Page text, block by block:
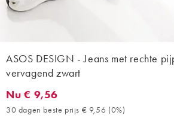
ASOS DESIGN - Jeans met rechte
vervagend zwart
Nu € 9,56. 30 dagen beste prijs € 9,56
Nu € 9,56
30 dagen beste prijs € 9,56 (0%)